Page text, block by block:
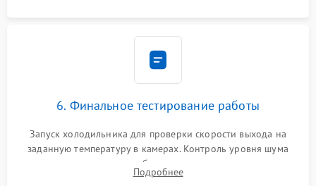
6. Финальное тестирование работы
Запуск холодильника для проверки скорости выхода на
заданную температуру в камерах. Контроль уровня шума
компрессора, отсутствия обмерзания стенок и корректного
срабатывания системы автоматической оттайки.
Подробнее